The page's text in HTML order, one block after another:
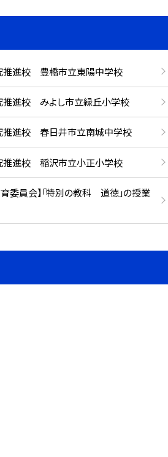
推進校 豊橋市立東陽中学校
推進校 みよし市立緑丘小学校
推進校 春日井市立南城中学校
推進校 稲沢市立小正小学校
委員会】「特別の教科 道徳」の授業